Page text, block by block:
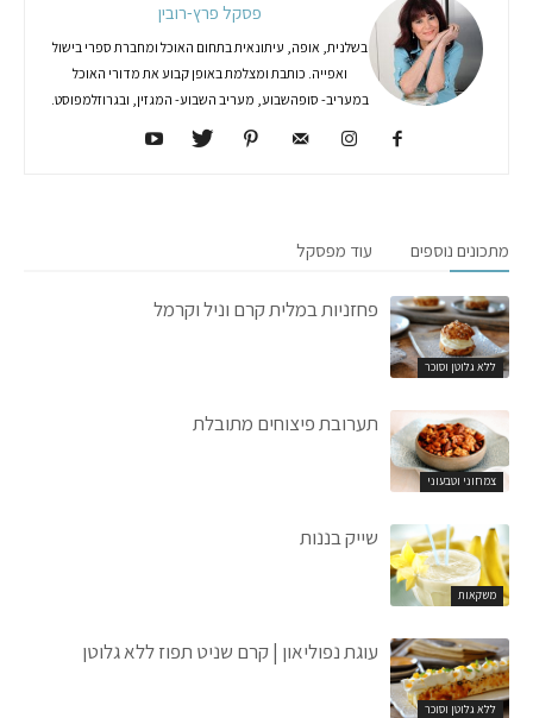
פסקל פרץ-רובין
בשלנית, אופה, עיתונאית בתחום האוכל ומחברת ספרי בישול
ואפייה. כותבת ומצלמת באופן קבוע את מדורי האוכל
במעריב- סופהשבוע, מעריב השבוע- המגזין, ובגרוזלמפוסט.
מתכונים נוספים עוד מפסקל
ללא גלוטן וסוכר
פחזניות במלית קרם וניל וקרמל
צמחוני וטבעוני
תערובת פיצוחים מתובלת
משקאות
שייק בננות
ללא גלוטן וסוכר
עוגת נפוליאון | קרם שניט תפוז ללא גלוטן